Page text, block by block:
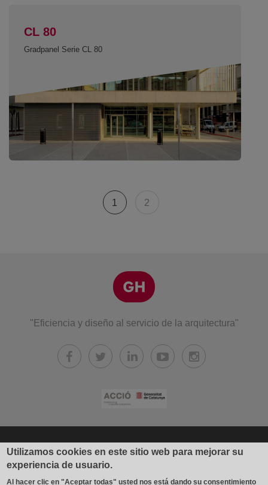
CL 80
Gradpanel Serie CL 80
1 2
"Eficiencia y diseño al servicio de la arquitectura"
© 2026 Industrial Gradhermetic, S.A.E.
Fábrica y oficinas: Avda. Béjar, 345
08226 Terrassa (España)
Utilizamos cookies en este sitio web para mejorar su
experiencia de usuario.
Al hacer clic en "Aceptar todas" usted nos está dando su consentimiento